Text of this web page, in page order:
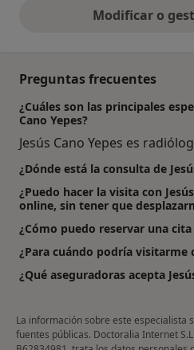
Modificar o
Preguntas frecuentes
¿Cuáles son las principales
Cano Yepes?
Jesús Cano Yepes es
¿Dónde está la consulta de
¿Puedo hacer la visita con
online, sin tener que
¿Cómo puedo reservar una cita
¿Para cuándo podría visitarme
¿Qué aseguradoras acepta
La información sobre este especialista
fuentes públicas. Doctoralia Internet